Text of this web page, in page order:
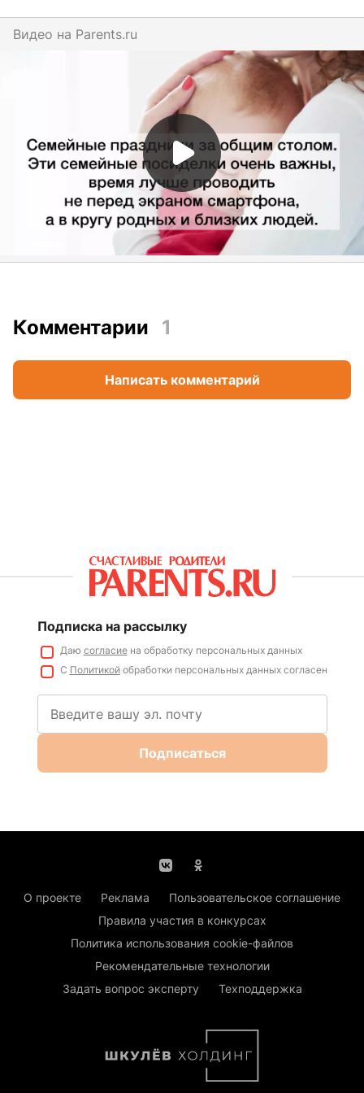
Видео на parents.ru
Комментарии 1
Написать комментарий
Подписка на рассылку
Даю согласиена обработку персональных данных
С Политикойобработки персональных данных согласен
Подписаться
О проекте Реклама
Пользовательское соглашение
Правила участия в конкурсах
Политика использования cookie-файлов
Рекомендательные технологии
Задать вопрос эксперту
Техподдержка